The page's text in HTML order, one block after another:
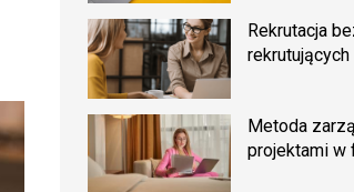
Rekrutacja
rekrutujących
Metoda
projektami w